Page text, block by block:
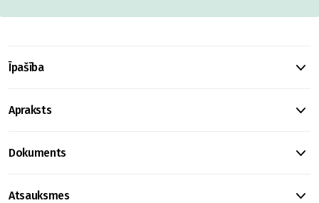
Īpašība
Apraksts
Dokuments
Atsauksmes